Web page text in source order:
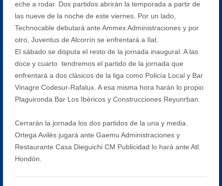
eche a rodar. Dos partidos abrirán la temporada a partir de
las nueve de la noche de este viernes. Por un lado,
Technocable debutará ante Ammex Administraciones y por
otro, Juventus de Alcorrín se enfrentará a Ilat.
El sábado se disputa el resto de la jornada inaugural. A las
doce y cuarto tendremos el partido de la jornada que
enfrentará a dos clásicos de la liga como Policía Local y Bar
Vinagre Codesur-Rafalux. A esa misma hora harán lo propio
Plaguironda Bar Los Ibéricos y Construcciones Reyunrban.
Cerrarán la jornada los dos partidos de la una y media.
Ortega Avilés jugará ante Gaemu Administraciones y
Restaurante Casa Dieguichi CM Publicidad lo hará ante Atl.
Hondón.